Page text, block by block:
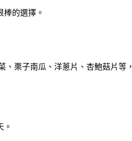
的選擇。
栗子南瓜、洋蔥片、杏鮑菇片等，
。